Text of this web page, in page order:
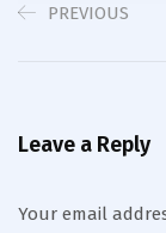
PREVIOUS
Leave a Reply
Your email